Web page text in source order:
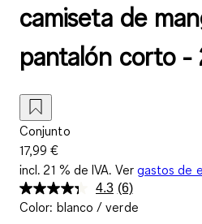
camiseta de
pantalón corto -
Conjunto
17,99 €
incl. 21 % de IVA. Ver gastos de
4.3 Lea
6
(6)
Color: blanco / verde